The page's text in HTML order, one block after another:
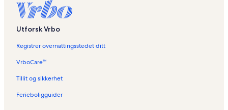
p
n
r
d
n
e
i
Utforsk Vrbo
Registrer overnattingsstedet ditt
VrboCare™
Tillit og sikkerhet
Ferieboligguider